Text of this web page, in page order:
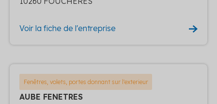
Voir la fiche de l'entreprise
Fenêtres, volets, portes donnant sur l'exterieur
AUBE FENETRES